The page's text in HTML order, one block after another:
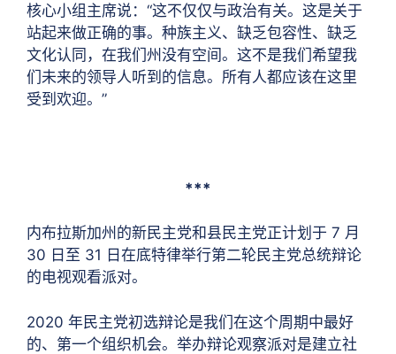
核心小组主席说：“这不仅仅与政治有关。这是关于
站起来做正确的事。种族主义、缺乏包容性、缺乏
文化认同，在我们州没有空间。这不是我们希望我
们未来的领导人听到的信息。所有人都应该在这里
受到欢迎。”
***
内布拉斯加州的新民主党和县民主党正计划于 7 月
30 日至 31 日在底特律举行第二轮民主党总统辩论
的电视观看派对。
2020 年民主党初选辩论是我们在这个周期中最好
的、第一个组织机会。举办辩论观察派对是建立社